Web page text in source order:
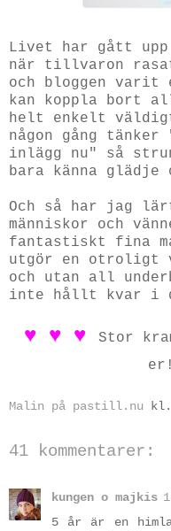
Livet har gått upp
när tillvaron
och bloggen
kan koppla bort
helt enkelt
någon gång
inlägg nu" så
bara känna glädje
Och så har jag
människor och
fantastiskt fina
utgör en otroligt
och utan all
inte hållt kvar i
♥ ♥ ♥
Stor
er!
Malin på pastill.nu kl.
41 kommentarer:
kungen o majkis
5 år är en